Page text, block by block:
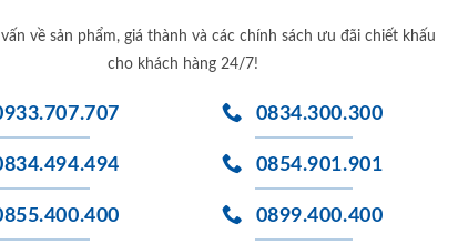
về sản phẩm, giá thành và các chính sách ưu đãi chiết khấu
cho khách hàng 24/7!
0834.300.300
0854.901.901
0899.400.400